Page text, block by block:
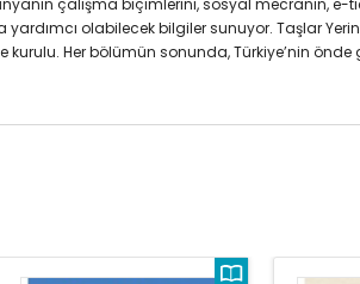
çalışma biçimlerini, sosyal mecranın, e-
olabilecek bilgiler sunuyor. Taşlar
Her bölümün sonunda, Türkiye’nin